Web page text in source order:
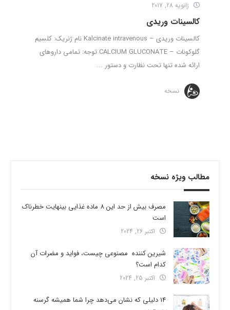
ژانویه 28, 2017
کالسینات وریدی
کالسینات وریدی – Kalcinate intravenous نام ژنریک: کلسیم
گلوکونات – CALCIUM GLUCONATE توجه: تمامی داروهای
ارائه شده تنها تحت نظارت و دستور ...
نسخه
مطالب ویژه نسخه
مصرف بیش از حد این 8 ماده غذایی بینهایت خطرناک
است
اکتبر 26, 2024
شیرین کننده مصنوعی چیست، فواید و مضرات آن
کدام است؟
اکتبر 25, 2024
14 دلیلی که نشان می‌دهد چرا شما همیشه گرسنه